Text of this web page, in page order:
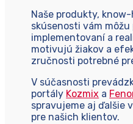
Naše produkty,
skúsenosti vám môžu
implementovaní a
motivujú žiakov a
zručnosti potrebné
V súčasnosti
portály Kozmix a
spravujeme aj ďalšie
pre našich klientov.